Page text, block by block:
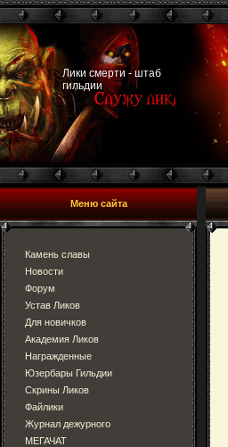
Лики смерти - штаб
гильдии
Меню сайта
Камень славы
Новости
Форум
Устав Ликов
Для новичков
Академия Ликов
Награжденные
Юзербары Гильдии
Скрины Ликов
Файлики
Журнал дежурного
МЕГАЧАТ